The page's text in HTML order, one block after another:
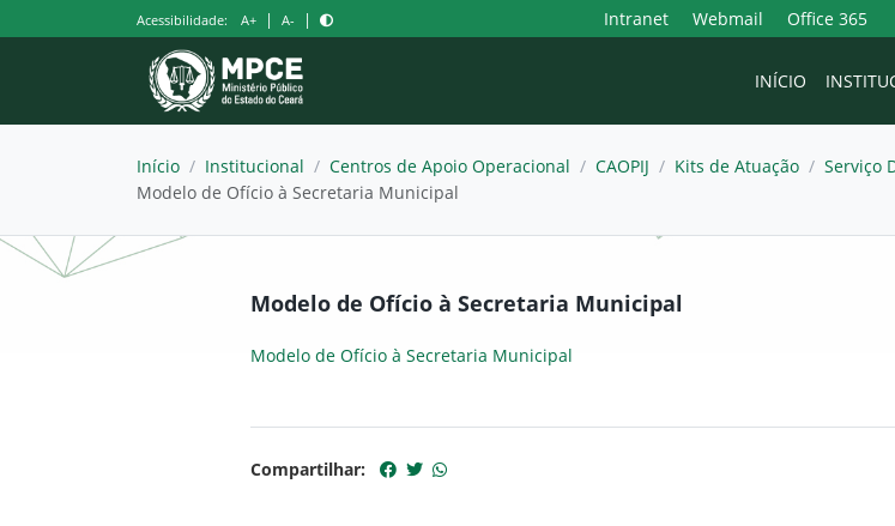
para
Acessibilidade: A+ | A- | Intranet Webmail Office 365
INÍCIO
Início / Institucional / Centros de Apoio Operacional / CAOPIJ / Kits de Atuação / Serviço
Modelo de Ofício à Secretaria Municipal
Modelo de Ofício à Secretaria Municipal
Modelo de Ofício à Secretaria Municipal
Compartilhar: